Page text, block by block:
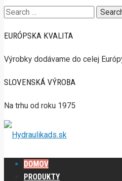
Search
EURÓPSKA KVALITA
Výrobky dodávame do celej
SLOVENSKÁ VÝROBA
Na trhu od roku 1975
DOMOV
PRODUKTY